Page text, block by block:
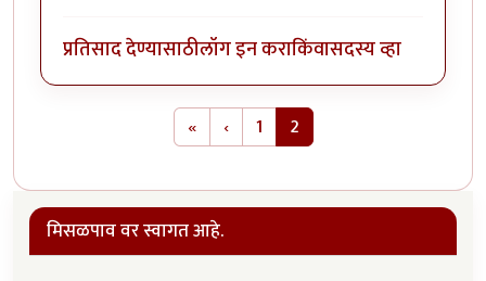
प्रतिसाद देण्यासाठीलॉग इन कराकिंवासदस्य व्हा
«First page
‹Previous page
1 2
मिसळपाव वर स्वागत आहे.